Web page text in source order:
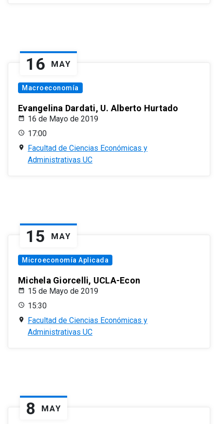
16 MAY
Macroeconomía
Evangelina Dardati, U. Alberto Hurtado
16 de Mayo de 2019
17:00
Facultad de Ciencias Económicas y
Administrativas UC
15 MAY
Microeconomía Aplicada
Michela Giorcelli, UCLA-Econ
15 de Mayo de 2019
15:30
Facultad de Ciencias Económicas y
Administrativas UC
8 MAY